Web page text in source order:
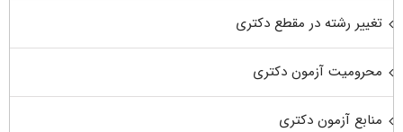
تغییر رشته در مقطع دکتری
محرومیت آزمون دکتری
منابع آزمون دکتری